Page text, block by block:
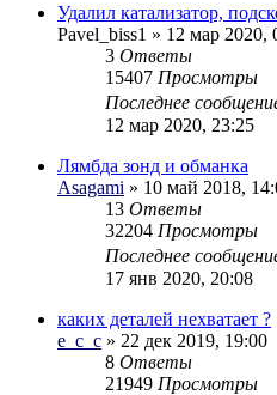
Удалил катaлизатор,
Pavel_biss1 » 12 мар 2020,
3 Ответы
15407 Просмотры
Последнее
12 мар 2020, 23:25
Лямбда зонд и обманка
Asagami » 10 май 2018,
13 Ответы
32204 Просмотры
Последнее
17 янв 2020, 20:08
каких деталей нехватает ?
e_c_c » 22 дек 2019, 19:00
8 Ответы
21949 Просмотры